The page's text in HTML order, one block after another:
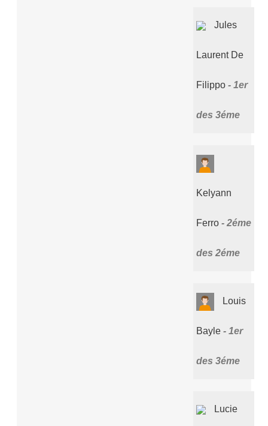
Jules
Laurent De
Filippo 1er
des 3éme
Kelyann
Ferro 2éme
des 2éme
Louis
Bayle 1er
des 3éme
Lucie